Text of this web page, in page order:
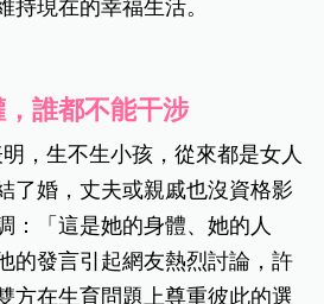
持現在的幸福生活。
誰都不能干涉
，生不生小孩，從來都是女人
了婚，丈夫或親戚也沒資格影
：「這是她的身體、她的人
的發言引起網友熱烈討論，許
方在生育問題上尊重彼此的選